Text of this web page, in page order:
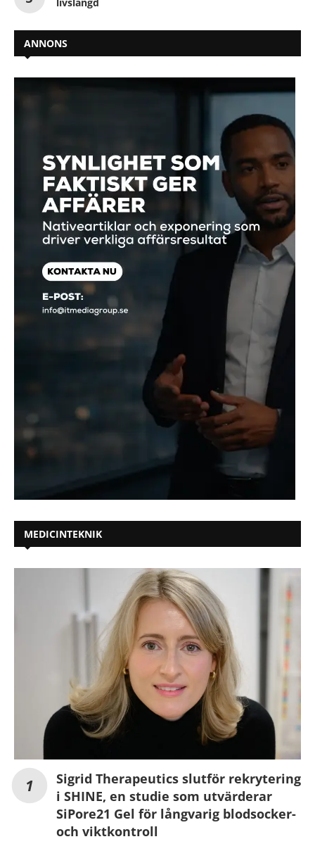
ANNONS
MEDICINTEKNIK
Sigrid Therapeutics slutför rekrytering
i SHINE, en studie som utvärderar
SiPore21 Gel för långvarig blodsocker-
och viktkontroll